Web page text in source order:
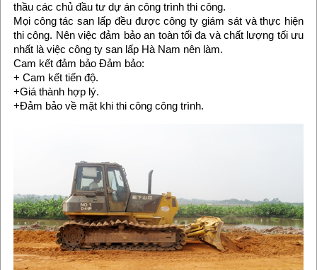
thầu các chủ đầu tư dự án công trình thi công.
Mọi công tác san lấp đều được công ty giám sát và thực hiện
thi công. Nên việc đảm bảo an toàn tối đa và chất lượng tối ưu
nhất là việc công ty san lấp Hà Nam nên làm.
Cam kết đảm bảo Đảm bảo:
+ Cam kết tiến độ.
+Giá thành hợp lý.
+Đảm bảo về mặt khi thi công công trình.